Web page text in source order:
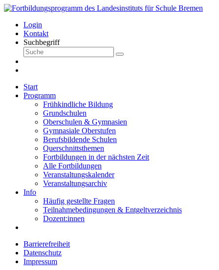
Login
Kontakt
Suchbegriff
Start
Programm
Frühkindliche Bildung
Grundschulen
Oberschulen & Gymnasien
Gymnasiale Oberstufen
Berufsbildende Schulen
Querschnittsthemen
Fortbildungen in der nächsten Zeit
Alle Fortbildungen
Veranstaltungskalender
Veranstaltungsarchiv
Info
Häufig gestellte Fragen
Teilnahmebedingungen & Entgeltverzeichnis
Dozent:innen
Barrierefreiheit
Datenschutz
Impressum